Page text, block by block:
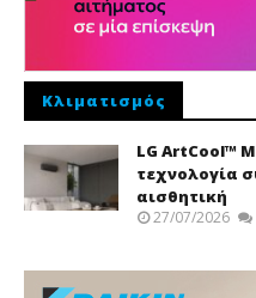
Κλιματισμός
LG ArtCool™
τεχνολογία
αισθητική
27/07/2026